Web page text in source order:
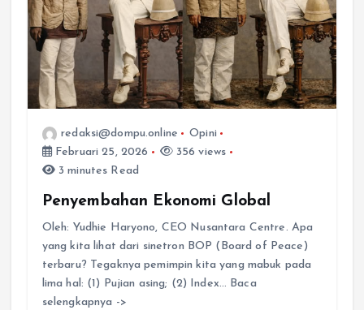
redaksi@dompu.online
Opini
Februari 25, 2026
356 views
3 minutes Read
Penyembahan Ekonomi Global
Oleh: Yudhie Haryono, CEO Nusantara Centre. Apa
yang kita lihat dari sinetron BOP (Board of Peace)
terbaru? Tegaknya pemimpin kita yang mabuk pada
lima hal: (1) Pujian asing; (2) Index… Baca
selengkapnya ->